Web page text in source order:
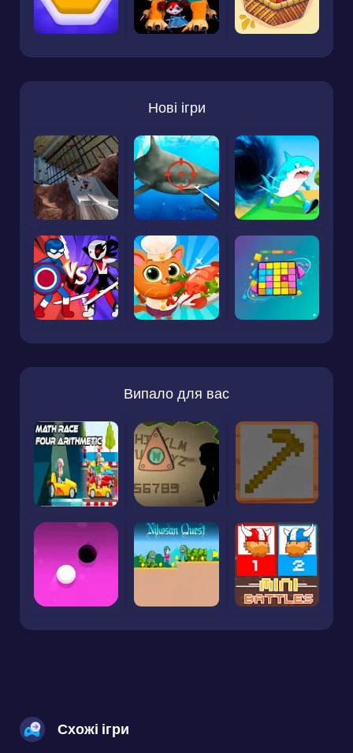
Нові ігри
Випало для вас
Схожі ігри